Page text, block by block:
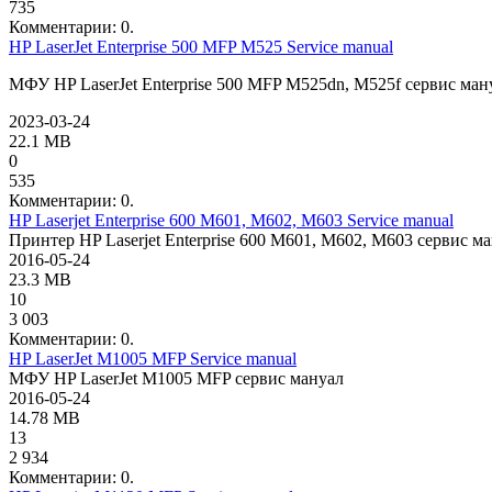
735
Комментарии: 0.
HP LaserJet Enterprise 500 MFP M525 Service manual
МФУ HP LaserJet Enterprise 500 MFP M525dn, M525f сервис
2023-03-24
22.1 MB
0
535
Комментарии: 0.
HP Laserjet Enterprise 600 M601, M602, M603 Service manual
Принтер HP Laserjet Enterprise 600 M601, M602, M603 сервис
2016-05-24
23.3 MB
10
3 003
Комментарии: 0.
HP LaserJet M1005 MFP Service manual
МФУ HP LaserJet M1005 MFP сервис мануал
2016-05-24
14.78 MB
13
2 934
Комментарии: 0.